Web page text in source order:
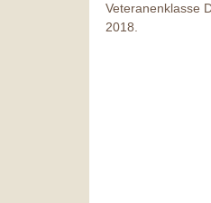
Veteranenklasse
2018.